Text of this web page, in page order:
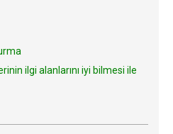
ilgi alanlarını iyi bilmesi ile